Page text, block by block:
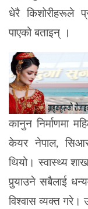
धेरै किशोरीहरूले
पाएको बताइन् ।
कानुन निर्माणमा
केयर नेपाल,
थियो। स्वास्थ्य
पुर्‍याउने सबैलाई
विश्वास व्यक्त गरे।